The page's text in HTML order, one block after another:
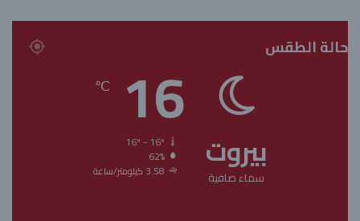
ة
ا
ل
س
حالة الطقس
بيروت
سماء صافية
16
℃
62%
3.58 كيلومتر/ساعة